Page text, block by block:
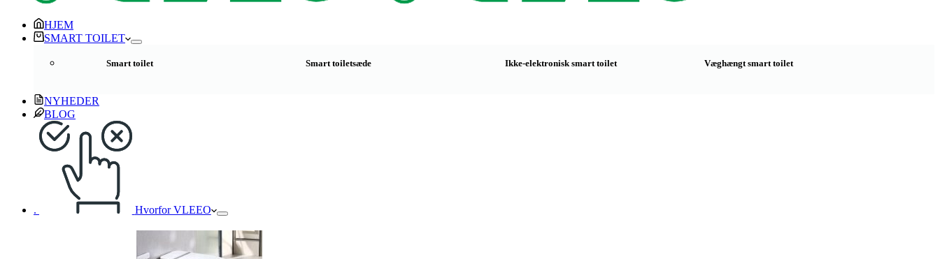
HJEM
SMART TOILET
Smart toilet Smart toiletsæde Ikke-elektronisk smart toilet Væghængt smart toilet
NYHEDER
BLOG
. Hvorfor VLEEO